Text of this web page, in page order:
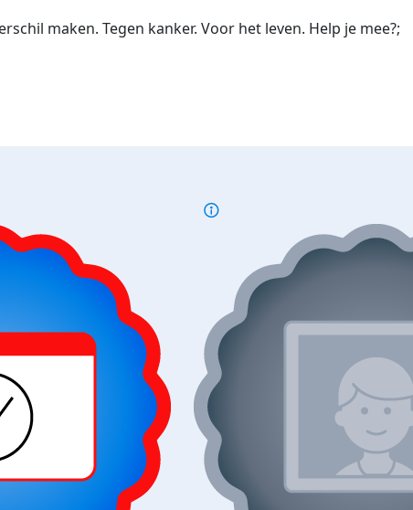
maken. Tegen kanker. Voor het leven. Help je mee?;